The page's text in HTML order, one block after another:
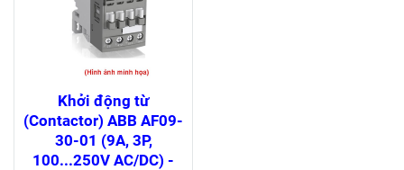
Khởi động từ
(Contactor) ABB AF09-
30-01 (9A, 3P,
100...250V AC/DC) -